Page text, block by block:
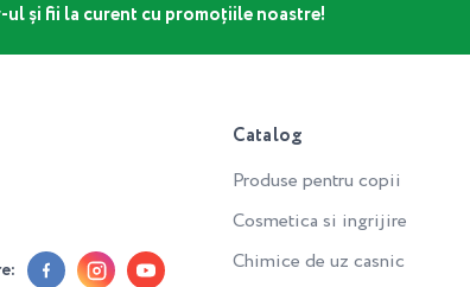
și fii la curent cu promoțiile noastre!
Catalog
Produse pentru copii
Cosmetica si ingrijire
Chimice de uz casnic